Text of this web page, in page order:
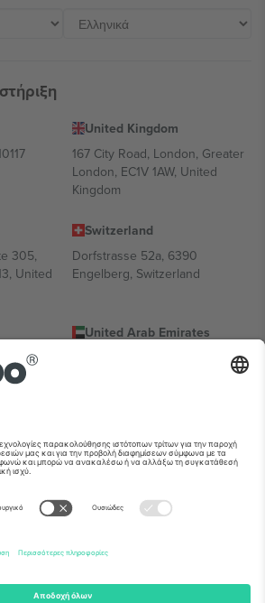
United Kingdom
167 City Road, London, Greater
London, EC1V 1AW, United
Kingdom
305,
United
Switzerland
Dorfstrasse 52a, 6390
Engelberg, Switzerland
United Arab Emirates
UAE Dubai Silicon Oasis, DDP
Building A1, Office 302, Dubai,
πλατφόρμας ενδέχεται να
ανατρέξτε στη σελίδα της συγκεκριμένης